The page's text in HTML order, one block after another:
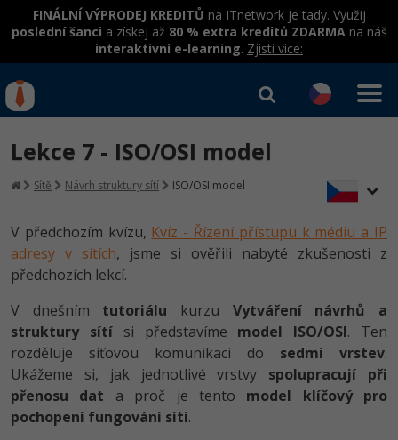
FINÁLNÍ VÝPRODEJ KREDITŮ na ITnetwork je tady. Využij
poslední šanci a získej až 80 % extra kreditů ZDARMAna náš
interaktivní e-learning. Zjisti více:
hrazené úřadem práce
Workshopy zdarma
Umělá inteligence v praxi
Datová analýza v praxi
Školení
Základy programování
Objektové programování - OOP
Umělá inteligence
HTML5, CSS3, Bootstrap, SEO
Školení dle technologií
C# .NET
Java
Junior programátor
Programátor WWW aplikací
Senior programátor
Front-end developer
Vývojář mobilních aplikací
Kurzy programování
Java -80%
C#.NET -80%
Python -80%
Testování softwaru
Datová analýza
Digitální gramotnost
Přihlásit se | Registrovat
Lekce 7 - ISO/OSI model
Sítě Návrh struktury sítí ISO/OSI model
V předchozím kvízu, Kvíz - Řízení přístupu k médiu a IP
adresy v sítích, jsme si ověřili nabyté zkušenosti z
předchozích lekcí.
V dnešním tutoriálu kurzu Vytváření návrhů a
struktury sítísi představíme model ISO/OSI. Ten
rozděluje síťovou komunikaci do sedmi vrstev.
Ukážeme si, jak jednotlivé vrstvy spolupracují při
přenosu dat a proč je tento model klíčový pro
pochopení fungování sítí.